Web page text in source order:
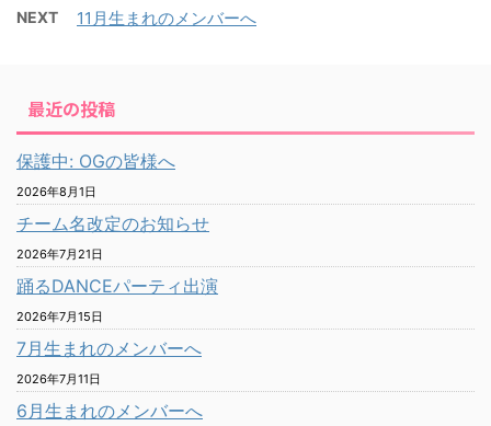
NEXT 11月生まれのメンバーへ
最近の投稿
保護中: OGの皆様へ
2026年8月1日
チーム名改定のお知らせ
2026年7月21日
踊るDANCEパーティ出演
2026年7月15日
7月生まれのメンバーへ
2026年7月11日
6月生まれのメンバーへ